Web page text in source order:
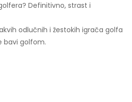
Definitivno, strast i
odlučnih i žestokih igrača golfa
bavi golfom.